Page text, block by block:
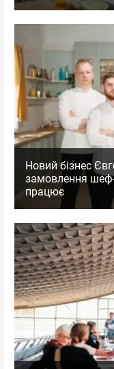
Анна
Новичок
18.02.2019
Отличные
Ребята четко и
и грамотно
и др), ну и конверсия
Хочется отметить
подмечать
отдельный плюс.
TEASER ,Рекламное
facebook
Дарья
Новичок
Новий бізнес
замовлення
працює